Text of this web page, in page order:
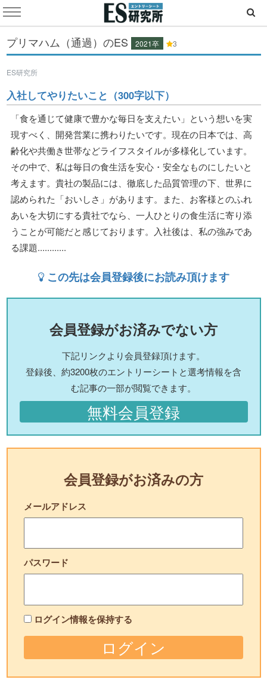
プリマハム（通過）のES 2021卒 3
ES研究所
入社してやりたいこと（300字以下）
「食を通じて健康で豊かな毎日を支えたい」という想いを実
現すべく、開発営業に携わりたいです。現在の日本では、高
齢化や共働き世帯などライフスタイルが多様化しています。
その中で、私は毎日の食生活を安心・安全なものにしたいと
考えます。貴社の製品には、徹底した品質管理の下、世界に
認められた「おいしさ」があります。また、お客様とのふれ
あいを大切にする貴社でなら、一人ひとりの食生活に寄り添
うことが可能だと感じております。入社後は、私の強みであ
る課題............
この先は会員登録後にお読み頂けます
会員登録がお済みでない方
下記リンクより会員登録頂けます。
登録後、約3200枚のエントリーシートと選考情報を含
む記事の一部が閲覧できます。
無料会員登録
会員登録がお済みの方
メールアドレス
パスワード
ログイン情報を保持する